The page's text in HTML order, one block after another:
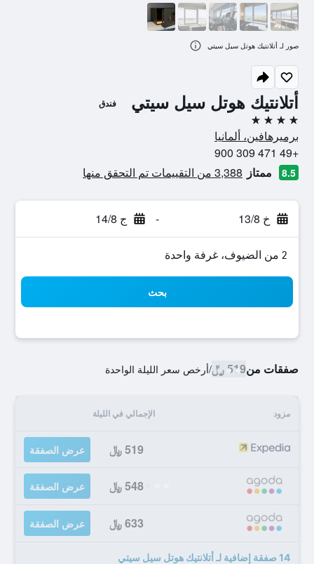
أتلانتيك هوتل سيل سيتي فندق
4 نجوم
برميرهافين، ألمانيا
+49 471 309 900
8.5 ممتاز 3,388 من التقييمات تم التحقق منها
خ 13/8 - ج 14/8
2 من الضيوف، غرفة واحدة
بحث
صفقات من519 ﷼ /أرخص سعر الليلة الواحدة
مزود الإجمالي في الليلة
519 ﷼ عرض الصفقة
548 ﷼ عرض الصفقة
633 ﷼ عرض الصفقة
14 صفقة إضافية لـ أتلانتيك هوتل سيل سيتي
صور لـ أتلانتيك هوتل سيل سيتي